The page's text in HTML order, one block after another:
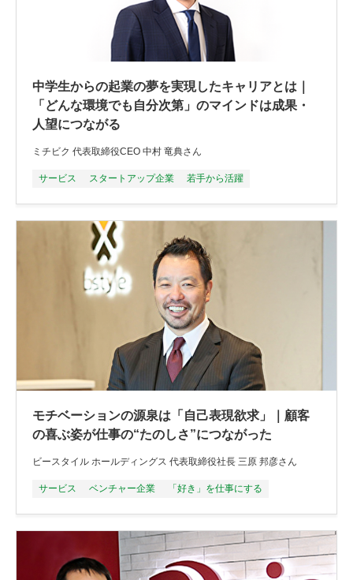
中学生からの起業の夢を実現したキャリアとは｜
「どんな環境でも自分次第」のマインドは成果・
人望につながる
ミチビク 代表取締役CEO 中村 竜典さん
サービス スタートアップ企業 若手から活躍
モチベーションの源泉は「自己表現欲求」｜顧客
の喜ぶ姿が仕事の“たのしさ”につながった
ビースタイル ホールディングス 代表取締役社長 三原 邦彦さん
サービス ベンチャー企業 「好き」を仕事にする